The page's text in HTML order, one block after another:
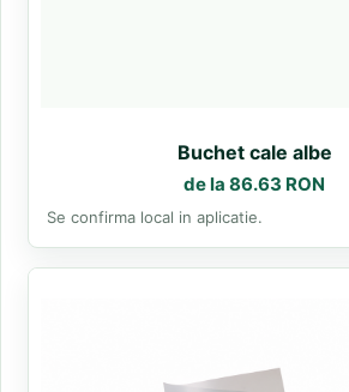
Buchet cale albe
de la 86.63 RON
Se confirma local in aplicatie.